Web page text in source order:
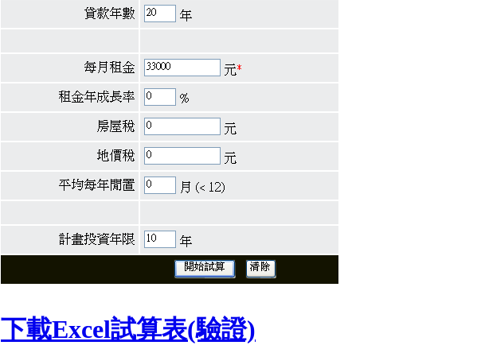
下載Excel試算表(驗證)